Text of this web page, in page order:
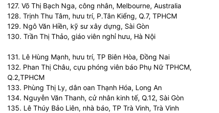
127. Võ Thị Bạch Nga, công nhân, Melbourne, Australia
128. Trịnh Thu Tâm, hưu trí, P.Tân Kiểng, Q.7, TPHCM
129. Ngô Văn Hiền, kỹ sư xây dựng, Sài Gòn
130. Trần Thị Thảo, giáo viên nghỉ hưu, Hà Nội
131. Lê Hùng Mạnh, hưu trí, TP Biên Hòa, Đồng Nai
132. Phan Thị Châu, cựu phóng viên báo Phụ Nữ TPHCM,
Q.2,TPHCM
133. Phùng Thị Ly, dân oan Thạnh Hóa, Long An
134. Nguyễn Văn Thanh, cử nhân kinh tế, Q.12, Sài Gòn
135. Lê Thúy Bảo Liên, nhà báo, TP Trà Vinh, Trà Vinh